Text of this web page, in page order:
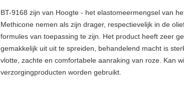
BT-9168 zijn van Hoogte - het elastomeermengsel van
Methicone nemen als zijn drager, respectievelijk in de
formules van toepassing te zijn. Het product heeft zeer
gemakkelijk uit uit te spreiden, behandelend macht is
vlotte, zachte en comfortabele aanraking van roze. Kan
verzorgingproducten worden gebruikt.